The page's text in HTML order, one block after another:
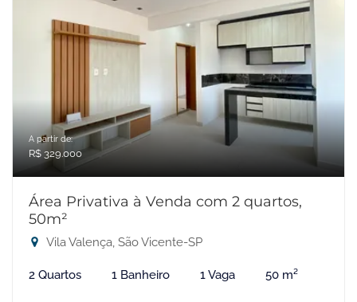
A partir de:
R$ 329.000
Área Privativa à Venda com 2 quartos,
50m²
Vila Valença, São Vicente-SP
2 Quartos 1 Banheiro 1 Vaga 50 m²